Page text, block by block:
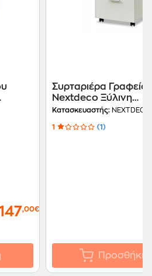
-
,00€
Συρταριέρα
Nextdeco Ξύλινη
60x40x44 cm -
Κατασκευαστής: NEXTDECO
1 (1)
Προσθήκη